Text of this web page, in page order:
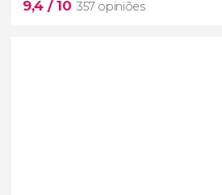
9,4 / 10 357 opiniões